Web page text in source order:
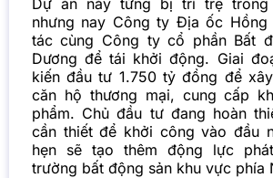
nhưng nay Công ty Địa ốc Hồng
tác cùng Công ty cổ phần Bất
Dương để tái khởi động. Giai
kiến đầu tư 1.750 tỷ đồng để
căn hộ thương mại, cung cấp
phẩm. Chủ đầu tư đang hoàn
cần thiết để khởi công vào đầu
hẹn sẽ tạo thêm động lực
trường bất động sản khu vực phía